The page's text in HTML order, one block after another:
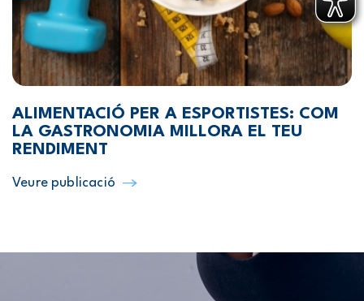
ALIMENTACIÓ PER A ESPORTISTES: COM
LA GASTRONOMIA MILLORA EL TEU
RENDIMENT
Veure publicació